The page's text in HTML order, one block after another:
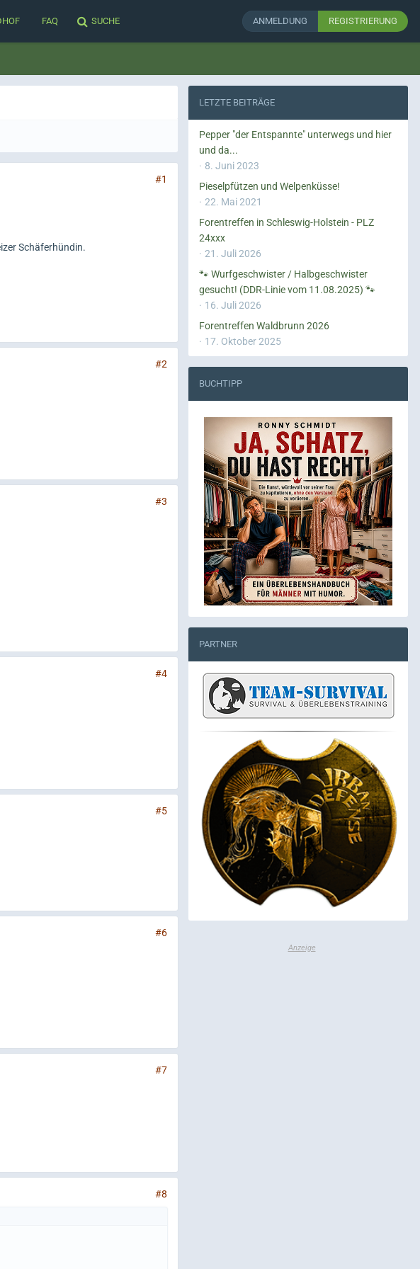
FAQ SUCHE ANMELDUNG REGISTRIERUNG
#1
Schäferhündin.
#2
#3
#4
#5
#6
#7
#8
LETZTE BEITRÄGE
Pepper "der Entspannte" unterwegs und hier
und da...
8. Juni 2023
Pieselpfützen und Welpenküsse!
22. Mai 2021
Forentreffen in Schleswig-Holstein - PLZ
24xxx
21. Juli 2026
🐾 Wurfgeschwister / Halbgeschwister
gesucht! (DDR-Linie vom 11.08.2025) 🐾
16. Juli 2026
Forentreffen Waldbrunn 2026
17. Oktober 2025
BUCHTIPP
PARTNER